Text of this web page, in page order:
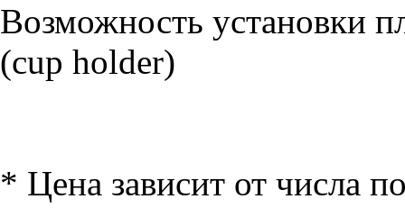
Возможность установки
(cup holder)
* Цена зависит от числа